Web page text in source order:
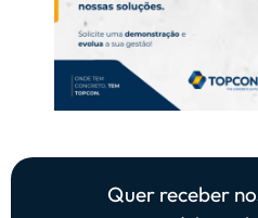
Quer receber